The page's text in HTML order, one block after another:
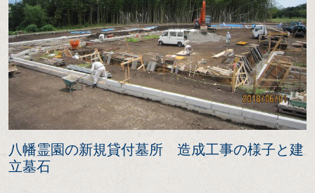
八幡霊園の新規貸付墓所 造成工事の様子と建
立墓石